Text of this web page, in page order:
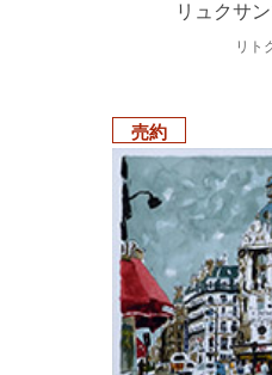
リュクサ
リト
売約